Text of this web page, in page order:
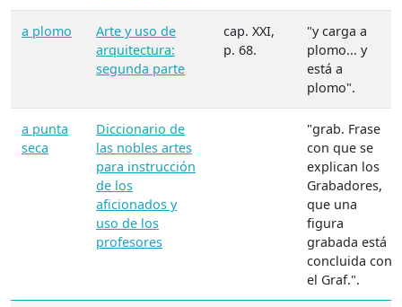
a plomo
Arte y uso de
arquitectura:
segunda parte
cap. XXI,
p. 68.
"y carga a
plomo... y
está a
plomo".
a punta
seca
Diccionario de
las nobles artes
para instrucción
de los
aficionados y
uso de los
profesores
"grab. Frase
con que se
explican los
Grabadores,
que una
figura
grabada está
concluida con
el Graf.".